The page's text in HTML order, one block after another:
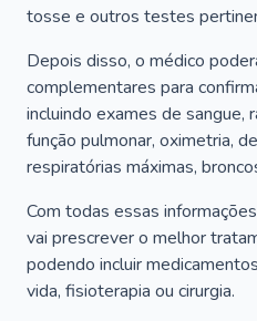
tosse e outros testes
Depois disso, o médico
complementares para
incluindo exames de sangue,
função pulmonar, oximetria,
respiratórias máximas,
Com todas essas
vai prescrever o melhor
podendo incluir
vida, fisioterapia ou cirurgia.